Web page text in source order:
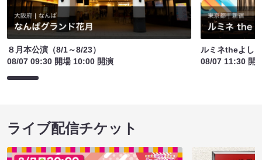
８月本公演（8/1～8/23）
08/07 09:30 開場 10:00 開演
ルミネtheよし
08/07 11:30 開
ライブ配信チケット